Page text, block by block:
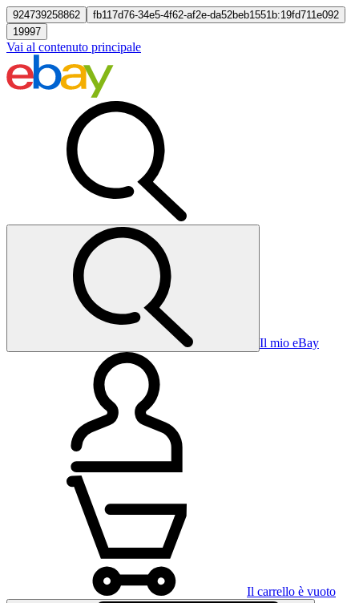
924739258862
fb117d76-34e5-4f62-af2e-da52beb1551b:19fd711e092
19997
Vai al contenuto principale
Il mio eBay
Il carrello è vuoto